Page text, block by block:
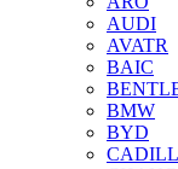
AUDI
AVATR
BAIC
BMW
BYD